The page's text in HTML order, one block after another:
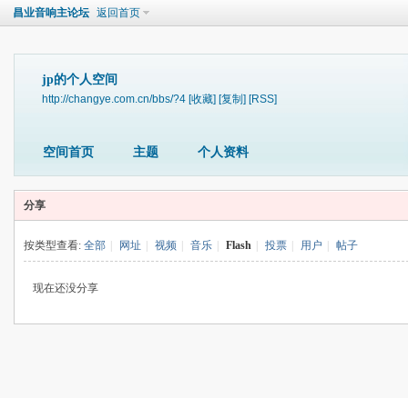
昌业音响主论坛 返回首页
jp的个人空间
http://changye.com.cn/bbs/?4 [收藏] [复制] [RSS]
空间首页 主题 个人资料
分享
按类型查看: 全部 网址 视频 音乐 Flash 投票 用户 帖子
现在还没分享